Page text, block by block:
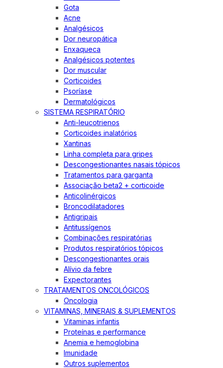
Gota
Acne
Analgésicos
Dor neuropática
Enxaqueca
Analgésicos potentes
Dor muscular
Corticoides
Psoríase
Dermatológicos
SISTEMA RESPIRATÓRIO
Anti-leucotrienos
Corticoides inalatórios
Xantinas
Linha completa para gripes
Descongestionantes nasais tópicos
Tratamentos para garganta
Associação beta2 + corticoide
Anticolinérgicos
Broncodilatadores
Antigripais
Antitussígenos
Combinações respiratórias
Produtos respiratórios tópicos
Descongestionantes orais
Alívio da febre
Expectorantes
TRATAMENTOS ONCOLÓGICOS
Oncologia
VITAMINAS, MINERAIS & SUPLEMENTOS
Vitaminas infantis
Proteínas e performance
Anemia e hemoglobina
Imunidade
Outros suplementos